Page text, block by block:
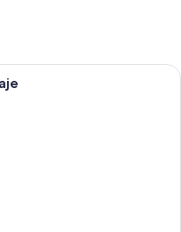
de hotel con techo de